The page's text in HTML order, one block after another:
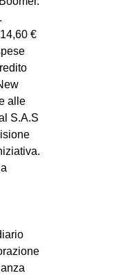
€
alle
S.A.S